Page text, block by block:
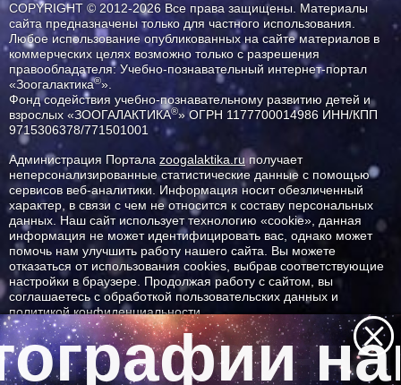
COPYRIGHT © 2012-2026 Все права защищены. Материалы
сайта предназначены только для частного использования.
Любое использование опубликованных на сайте материалов в
коммерческих целях возможно только с разрешения
правообладателя: Учебно-познавательный интернет-портал
«Зоогалактика®».
Фонд содействия учебно-познавательному развитию детей и
взрослых «ЗООГАЛАКТИКА®» ОГРН 1177700014986 ИНН/КПП
9715306378/771501001
Администрация Портала zoogalaktika.ruполучает
неперсонализированные статистические данные с помощью
сервисов веб-аналитики. Информация носит обезличенный
характер, в связи с чем не относится к составу персональных
данных. Наш сайт использует технологию «cookie», данная
информация не может идентифицировать вас, однако может
помочь нам улучшить работу нашего сайта. Вы можете
отказаться от использования cookies, выбрав соответствующие
настройки в браузере. Продолжая работу с сайтом, вы
соглашаетесь с обработкой пользовательских данных и
политикой конфиденциальности.
ID ресурса: 8673